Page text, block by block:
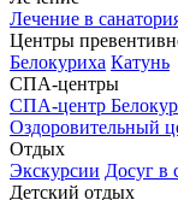
Лечение в
Центры
Белокуриха Катунь
СПА-центры
СПА-центр
Оздоровительный
Отдых
Экскурсии Досуг в
Детский отдых